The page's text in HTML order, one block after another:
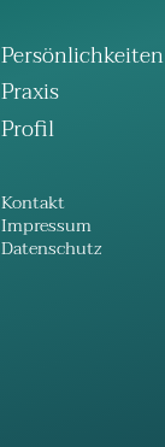
Persönlichkeiten
Praxis
Profil
Kontakt
Impressum
Datenschutz